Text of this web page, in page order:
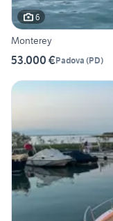
6
Monterey
53.000 €Padova (PD)